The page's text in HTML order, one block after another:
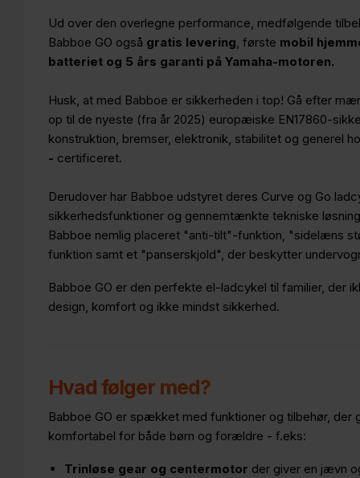
Ud over den overlegne performance, medfølgende
Babboe GO også gratis levering, første mobil
batteriet og 5 års garanti på Yamaha-motoren.
Husk, at med Babboe er sikkerheden i top! Gå efter
op til de nyeste (fra år 2025) europæiske EN17860-
konstruktion, bremser, elektronik, stabilitet og generel
- certificeret.
Derudover har Babboe udstyret deres Curve og Go
sikkerhedsfunktioner og gennemtænkte tekniske
Babboe nemlig placeret "anti-tilt"-funktion, "sidelæns
funktion samt et "panserskjold", der beskytter
Babboe GO er den perfekte el-ladcykel til familier, der
design, komfort og ikke mindst sikkerhed.
Hvad følger med?
Babboe GO er spækket med funktioner og tilbehør, der
komfortabel for både børn og forældre - f.eks:
Trinløse gear og centermotor der giver en jævn